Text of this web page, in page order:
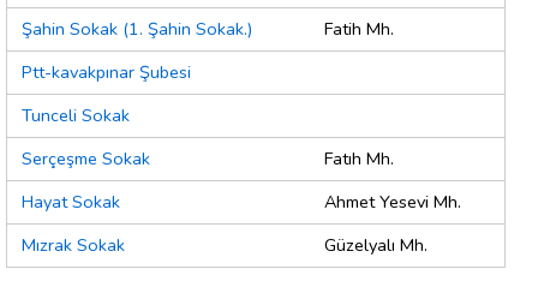
Şahin Sokak (1. Şahin Sokak.)
Fatih Mh.
Ptt-kavakpınar Şubesi
Tunceli Sokak
Serçeşme Sokak
Fatıh Mh.
Hayat Sokak
Ahmet Yesevi Mh.
Mızrak Sokak
Güzelyalı Mh.